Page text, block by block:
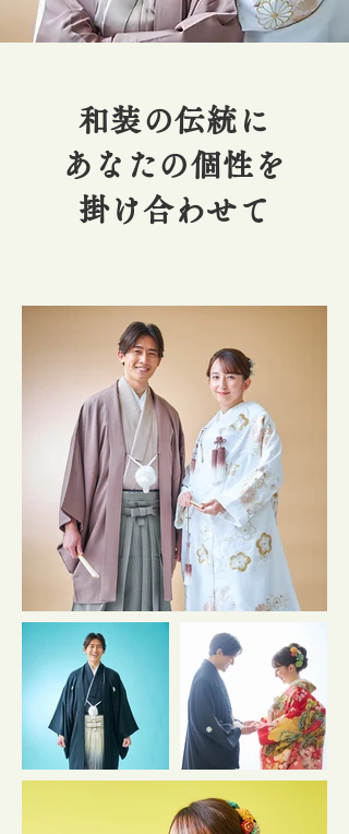
和装の伝統に
あなたの個性を
掛け合わせて